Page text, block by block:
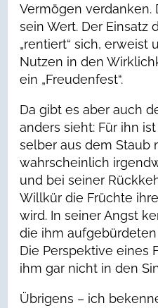
Vermögen verdanken.
sein Wert. Der Einsatz
„rentiert“ sich, erweist
Nutzen in den
ein „Freudenfest“.
Da gibt es aber auch
anders sieht: Für ihn
selber aus dem Staub
wahrscheinlich
und bei seiner
Willkür die Früchte
wird. In seiner Angst
die ihm
Die Perspektive eines
ihm gar nicht in den
Übrigens – ich